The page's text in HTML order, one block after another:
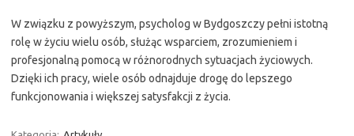
W związku z powyższym, psycholog w Bydgoszczy pełni istotną
rolę w życiu wielu osób, służąc wsparciem, zrozumieniem i
profesjonalną pomocą w różnorodnych sytuacjach życiowych.
Dzięki ich pracy, wiele osób odnajduje drogę do lepszego
funkcjonowania i większej satysfakcji z życia.